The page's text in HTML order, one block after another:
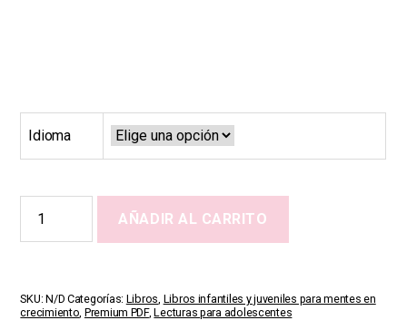
Idioma
My
Body
cantidad
AÑADIR AL CARRITO
SKU:N/D Categorías: Libros Libros infantiles y juveniles para mentes en
crecimiento Premium PDF,Lecturas para adolescentes